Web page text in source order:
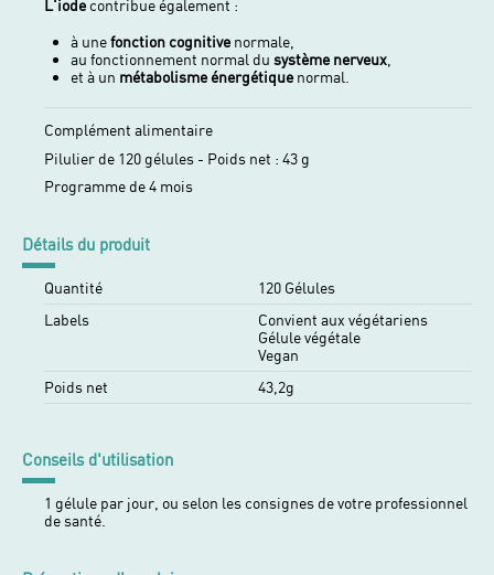
L'iodecontribue également :
à unefonction cognitivenormale,
au fonctionnement normal du système nerveux,
et à un métabolisme énergétiquenormal.
Complément alimentaire
Pilulier de 120 gélules - Poids net : 43 g
Programme de 4 mois
Détails du produit
Quantité
120 Gélules
Labels
Convient aux végétariens
Gélule végétale
Vegan
Poids net
43,2g
Conseils d'utilisation
1 gélule par jour, ou selon les consignes de votre professionnel
de santé.